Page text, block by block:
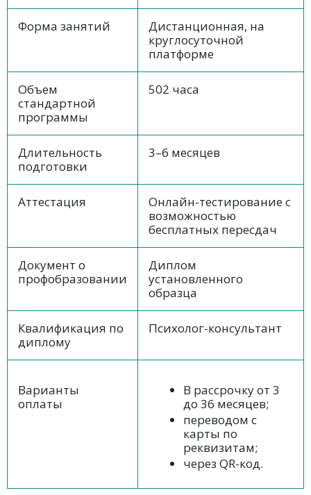
Форма занятий
Дистанционная, на
круглосуточной
платформе
Объем
стандартной
программы
502 часа
Длительность
подготовки
3–6 месяцев
Аттестация
Онлайн-тестирование с
возможностью
бесплатных пересдач
Документ о
профобразовании
Диплом
установленного
образца
Квалификация по
диплому
Психолог-консультант
Варианты
оплаты
В рассрочку от 3
до 36 месяцев;
переводом с
карты по
реквизитам;
через QR-код.